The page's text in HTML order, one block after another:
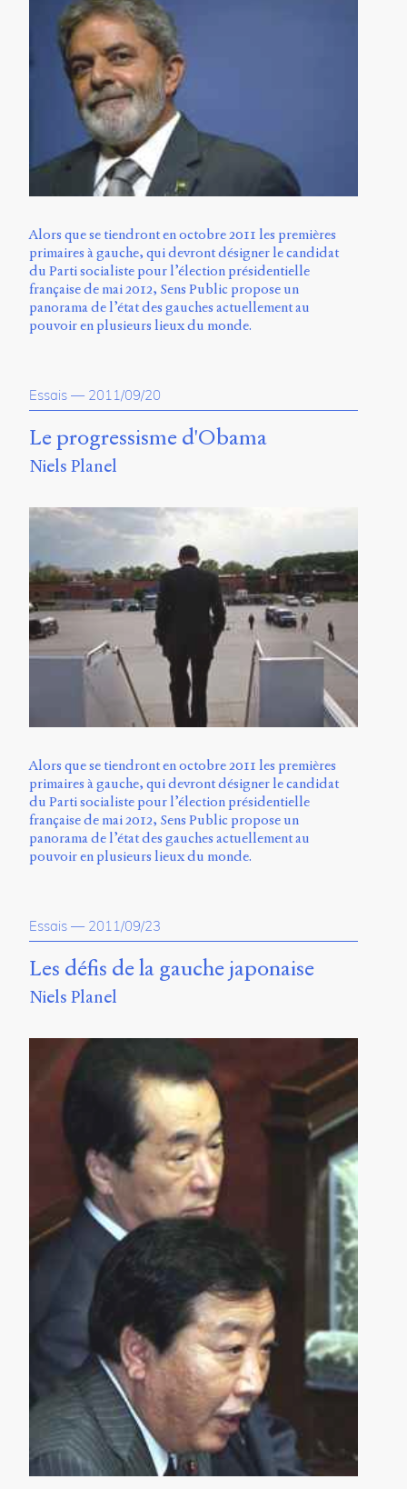
Alors que se tiendront en octobre 2011 les premières
primaires à gauche, qui devront désigner le candidat
du Parti socialiste pour l’élection présidentielle
française de mai 2012, Sens Public propose un
panorama de l’état des gauches actuellement au
pouvoir en plusieurs lieux du monde.
Essais — 2011/09/20
Le progressisme d'Obama
Niels Planel
Alors que se tiendront en octobre 2011 les premières
primaires à gauche, qui devront désigner le candidat
du Parti socialiste pour l’élection présidentielle
française de mai 2012, Sens Public propose un
panorama de l’état des gauches actuellement au
pouvoir en plusieurs lieux du monde.
Essais — 2011/09/23
Les défis de la gauche japonaise
Niels Planel